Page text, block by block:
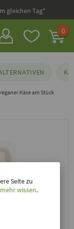
gleichen Tag*
0
Käse am Stück
Seite zu
wissen.